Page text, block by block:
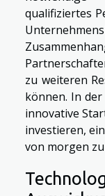
qualifiziertes
zu weiteren
können. In
innovative
investieren,
von morgen